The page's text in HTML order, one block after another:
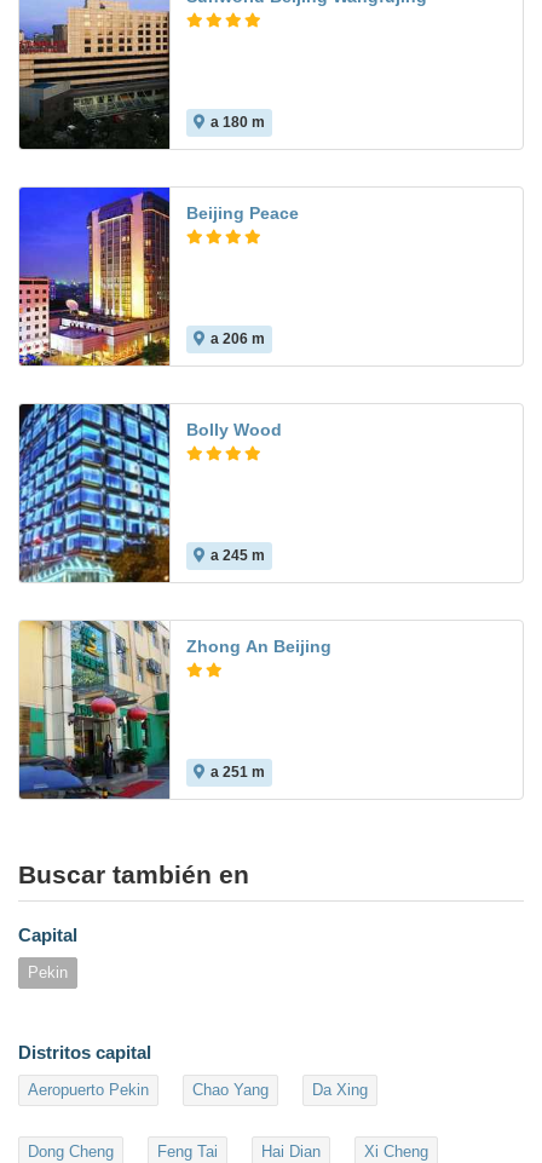
a 180 m
Beijing Peace
a 206 m
Bolly Wood
a 245 m
Zhong An Beijing
a 251 m
Buscar también en
Capital
Pekin
Distritos capital
Aeropuerto Pekin Chao Yang Da Xing
Dong Cheng Feng Tai Hai Dian Xi Cheng